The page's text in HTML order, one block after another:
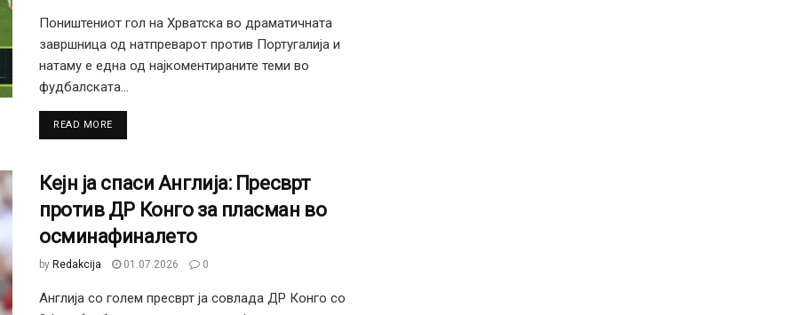
Поништениот гол на Хрватска во драматичната
завршница од натпреварот против Португалија и
натаму е една од најкоментираните теми во
фудбалската...
READ MOREDETAILS
Кејн ја спаси Англија: Пресврт
против ДР Конго за пласман во
осминафиналето
by Redakcija 01.07.2026 0
Англија со голем пресврт ја совлада ДР Конго со